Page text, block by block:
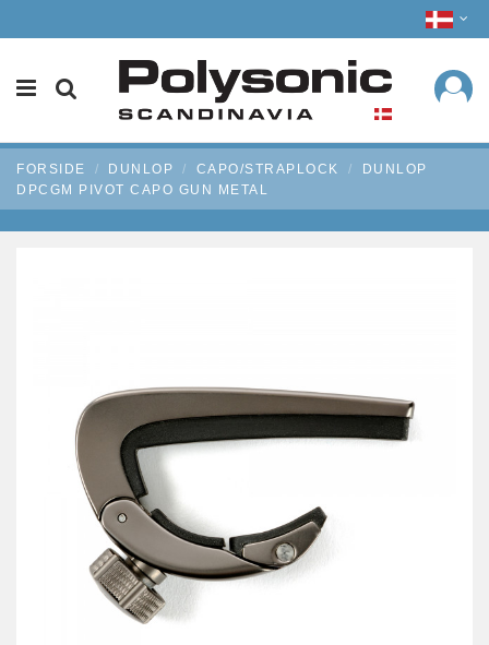
FORSIDE DUNLOP CAPO/STRAPLOCK
DUNLOP
DPCGM PIVOT CAPO GUN METAL